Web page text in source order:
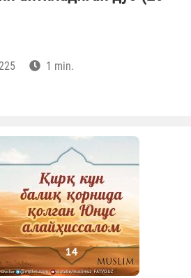
1 min.